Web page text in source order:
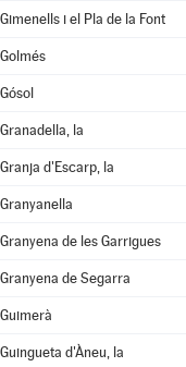
Gimenells i el Pla de la Font
Golmés
Gósol
Granadella, la
Granja d'Escarp, la
Granyanella
Granyena de les Garrigues
Granyena de Segarra
Guimerà
Guingueta d'Àneu, la